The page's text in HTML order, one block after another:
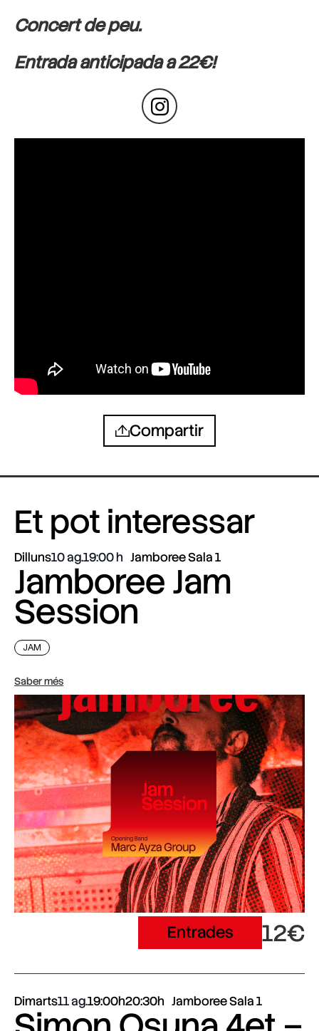
Concert de peu.
Entrada anticipada a 22€!
Compartir
Et pot interessar
Dilluns10 ag.19:00 Jamboree Sala 1
Jamboree Jam
Session
JAM
Saber més
Entrades 12€
Dimarts11 ag.19:00h20:30h Jamboree Sala 1